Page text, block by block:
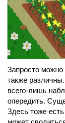
Запросто можно
также
всего-лишь
опередить.
Здесь тоже